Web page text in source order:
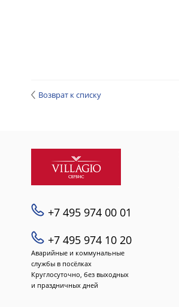
Возврат к списку
+7 495 974 00 01
+7 495 974 10 20
Аварийные и коммунальные
службы в посёлках
Круглосуточно, без выходных
и праздничных дней